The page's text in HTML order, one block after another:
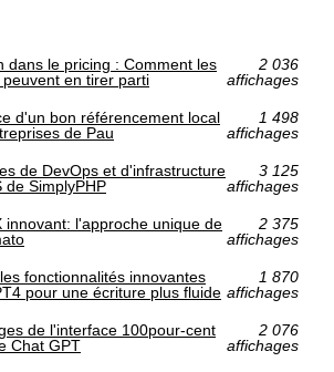
dans le pricing : Comment les
en tirer parti
2 036
affichages
d'un bon référencement local
de Pau
1 498
affichages
de DevOps et d'infrastructure
de SimplyPHP
3 125
affichages
innovant: l'approche unique de
2 375
affichages
fonctionnalités innovantes
pour une écriture plus fluide
1 870
affichages
de l'interface 100pour-cent
Chat GPT
2 076
affichages